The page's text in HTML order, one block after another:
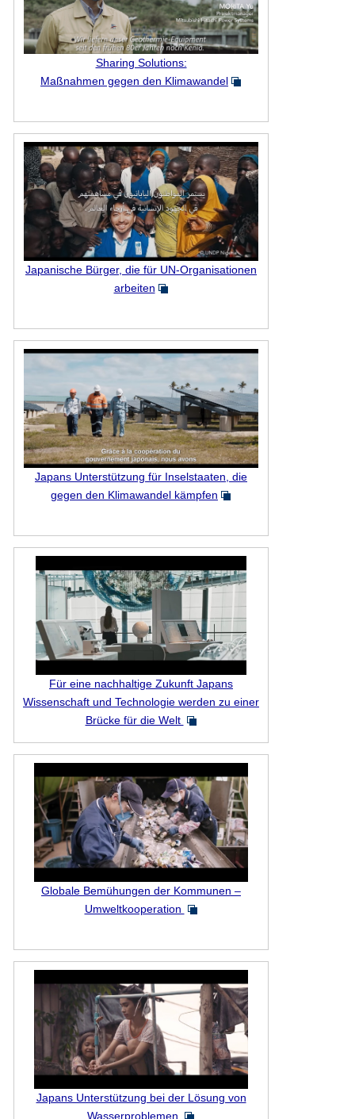
Sharing Solutions:
Maßnahmen gegen den Klimawandel
Japanische Bürger, die für UN-Organisationen
arbeiten
Japans Unterstützung für Inselstaaten, die
gegen den Klimawandel kämpfen
Für eine nachhaltige Zukunft Japans
Wissenschaft und Technologie werden zu einer
Brücke für die Welt
Globale Bemühungen der Kommunen –
Umweltkooperation
Japans Unterstützung bei der Lösung von
Wasserproblemen